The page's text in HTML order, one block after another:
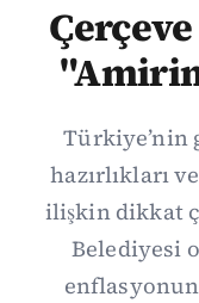
Türkiye’nin
hazırlıkları
ilişkin dikkat
Belediyesi